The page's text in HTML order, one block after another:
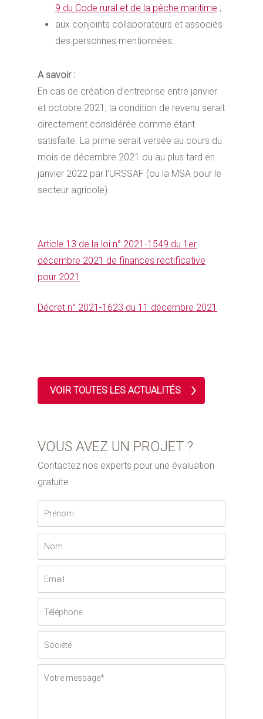
9 du Code rural et de la pêche maritime ;
aux conjoints collaborateurs et associés
des personnes mentionnées.
A savoir :
En cas de création d’entreprise entre janvier
et octobre 2021, la condition de revenu serait
directement considérée comme étant
satisfaite. La prime serait versée au cours du
mois de décembre 2021 ou au plus tard en
janvier 2022 par l’URSSAF (ou la MSA pour le
secteur agricole).
Article 13 de la loi n° 2021-1549 du 1er
décembre 2021 de finances rectificative
pour 2021
Décret n° 2021-1623 du 11 décembre 2021
VOIR TOUTES LES ACTUALITÉS
VOUS AVEZ UN PROJET ?
Contactez nos experts pour une évaluation
gratuite